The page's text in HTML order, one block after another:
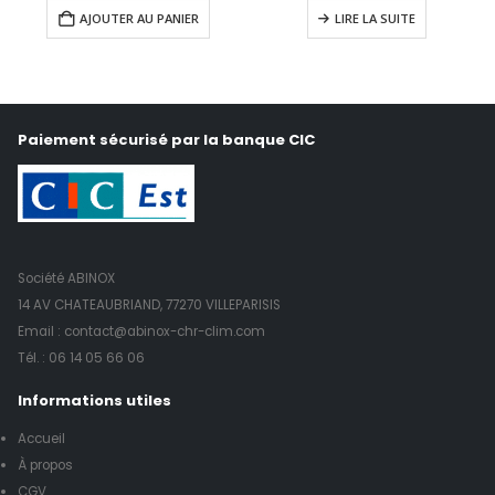
AJOUTER AU PANIER LIRE LA SUITE
Paiement sécurisé par la banque CIC
Société ABINOX
14 AV CHATEAUBRIAND, 77270 VILLEPARISIS
Email : contact@abinox-chr-clim.com
Tél. : 06 14 05 66 06
Informations utiles
Accueil
À propos
CGV